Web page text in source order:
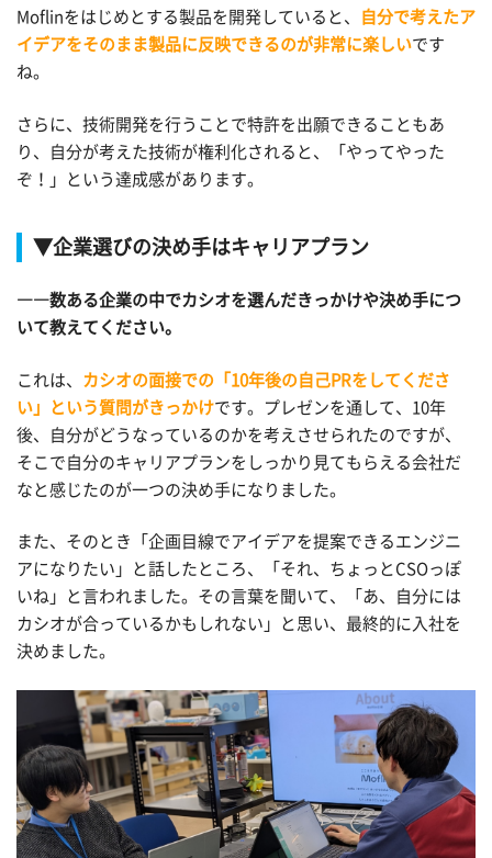
Moflinをはじめとする製品を開発していると、
自分で考えたア
イデアをそのまま製品に反映できるのが非常に楽しいです
ね。
さらに、技術開発を行うことで特許を出願できることもあ
り、自分が考えた技術が権利化されると、「やってやった
ぞ！」という達成感があります。
▼企業選びの決め手はキャリアプラン
――数ある企業の中でカシオを選んだきっかけや決め手につ
いて教えてください。
これは、 カシオの面接での「10年後の自己PRをしてくださ
い」という質問がきっかけです。プレゼンを通して、10年
後、自分がどうなっているのかを考えさせられたのですが、
そこで自分のキャリアプランをしっかり見てもらえる会社だ
なと感じたのが一つの決め手になりました。
また、そのとき「企画目線でアイデアを提案できるエンジニ
アになりたい」と話したところ、「それ、ちょっとCSOっぽ
いね」と言われました。その言葉を聞いて、「あ、自分には
カシオが合っているかもしれない」と思い、最終的に入社を
決めました。